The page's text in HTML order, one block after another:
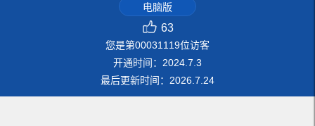
电脑版
63
您是第00031119位访客
开通时间： 2024 7 3
最后更新时间： 2026 7 24